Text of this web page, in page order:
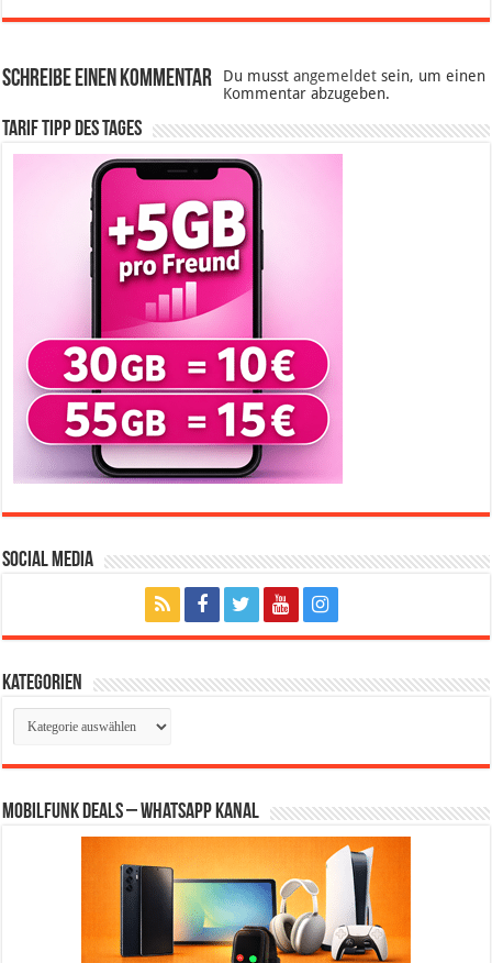
Schreibe einen Kommentar Du musstangemeldet sein, um einen
Kommentar abzugeben.
Tarif Tipp des Tages
Social Media
Kategorien
Kategorien
Mobilfunk Deals – WhatsApp Kanal